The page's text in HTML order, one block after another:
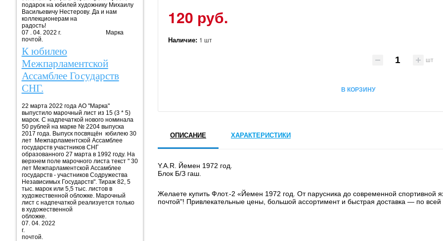
120 руб.
Наличие: 1 шт
шт
В КОРЗИНУ
ОПИСАНИЕ ХАРАКТЕРИСТИКИ
Y.A.R. Йемен 1972 год.
Блок Б/З гаш.
Желаете купить Флот.-2 «Йемен 1972 год. От парусника до современной спортивной
почтой"! Привлекательные цены, большой ассортимент и быстрая доставка — по всей
подарок на юбилей художнику Михаилу
Васильевичу Нестерову. Да и нам
коллекционерам на
радость!
07 . 04. 2022 г. Марка
почтой.
К юбилею
Межпарламентской
Ассамблее Государств
СНГ.
22 марта 2022 года АО "Марка"
выпустило марочный лист из 15 (3 * 5)
марок. С надпечаткой нового номинала
50 рублей на марке № 2204 выпуска
2017 года. Выпуск посвящён юбилею 30
лет Межпарламентской Ассамблее
государств участников СНГ
образованного 27 марта в 1992 году. На
верхнем поле марочного листа текст " 30
лет Межпарламентской Ассамблее
государств - участников Содружества
Независимых Государств". Тираж 82, 5
тыс. марок или 5,5 тыс. листов в
художественной обложке. Марочный
лист с надпечаткой реализуется только
в художественной
обложке.
07. 04. 2022
г. Марка
почтой.